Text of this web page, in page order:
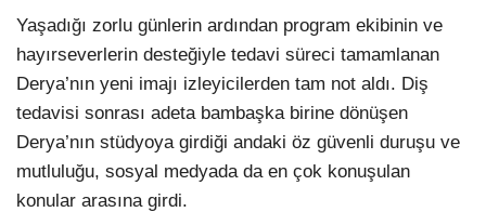
Yaşadığı zorlu günlerin ardından program ekibinin ve
hayırseverlerin desteğiyle tedavi süreci tamamlanan
Derya’nın yeni imajı izleyicilerden tam not aldı. Diş
tedavisi sonrası adeta bambaşka birine dönüşen
Derya’nın stüdyoya girdiği andaki öz güvenli duruşu ve
mutluluğu, sosyal medyada da en çok konuşulan
konular arasına girdi.